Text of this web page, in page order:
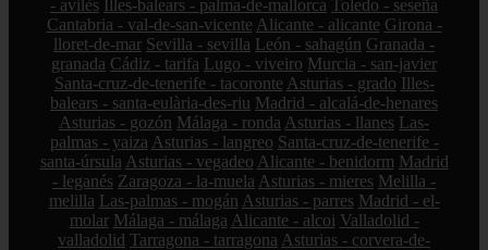
- avilés Illes-balears - palma-de-mallorca Toledo - seseña
Cantabria - val-de-san-vicente Alicante - alicante Girona -
lloret-de-mar Sevilla - sevilla León - sahagún Granada -
granada Cádiz - tarifa Lugo - viveiro Murcia - san-javier
Santa-cruz-de-tenerife - tacoronte Asturias - grado Illes-
balears - santa-eulària-des-riu Madrid - alcalá-de-henares
Asturias - gozón Málaga - ronda Asturias - llanes Las-
palmas - yaiza Asturias - langreo Santa-cruz-de-tenerife -
santa-úrsula Asturias - vegadeo Alicante - benidorm Madrid
- leganés Zaragoza - la-muela Asturias - mieres Melilla -
melilla Las-palmas - mogán Asturias - parres Madrid - el-
molar Málaga - málaga Alicante - alcoi Valladolid -
valladolid Tarragona - tarragona Asturias - corvera-de-